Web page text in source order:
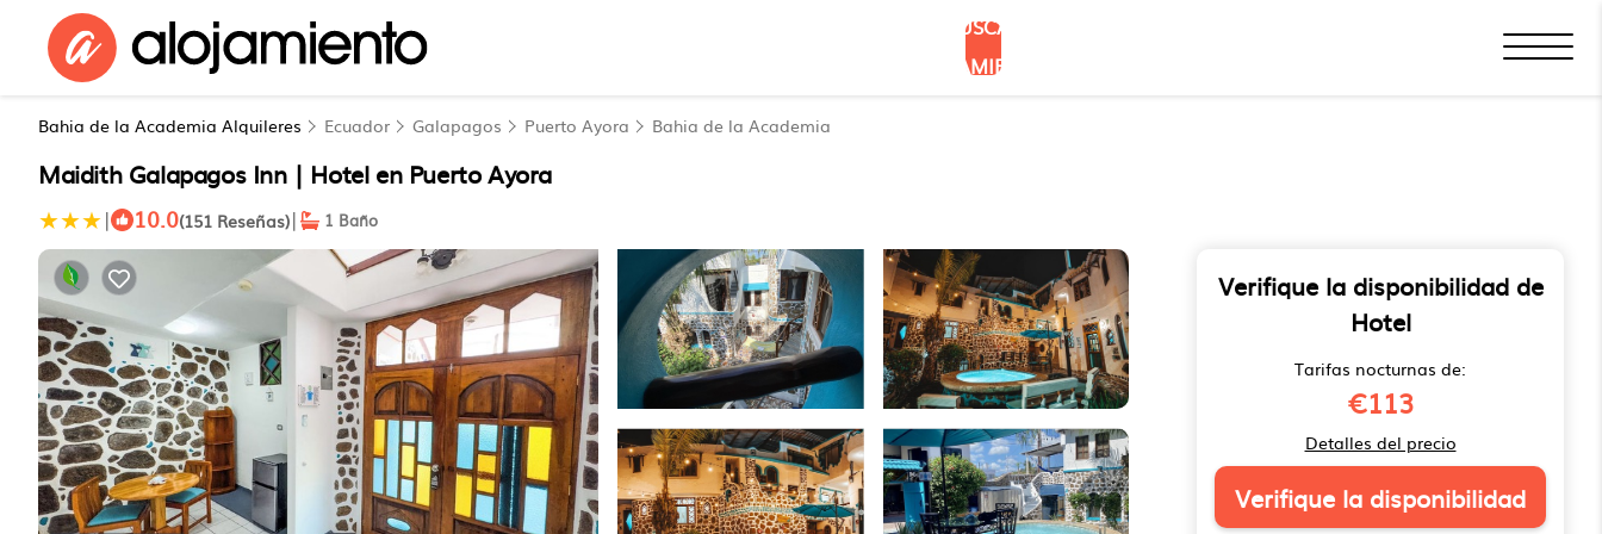
BUSCAR
ALOJAMIENTOS
Bahia de la Academia Alquileres Ecuador Galapagos Puerto Ayora Bahia de la Academia
Maidith Galapagos Inn | Hotel en Puerto Ayora
| 10.0(151 Reseñas)| 1 Baño
Verifique la disponibilidad de
Hotel
Tarifas nocturnas de:
€113
Detalles del precio
Verifique la disponibilidad